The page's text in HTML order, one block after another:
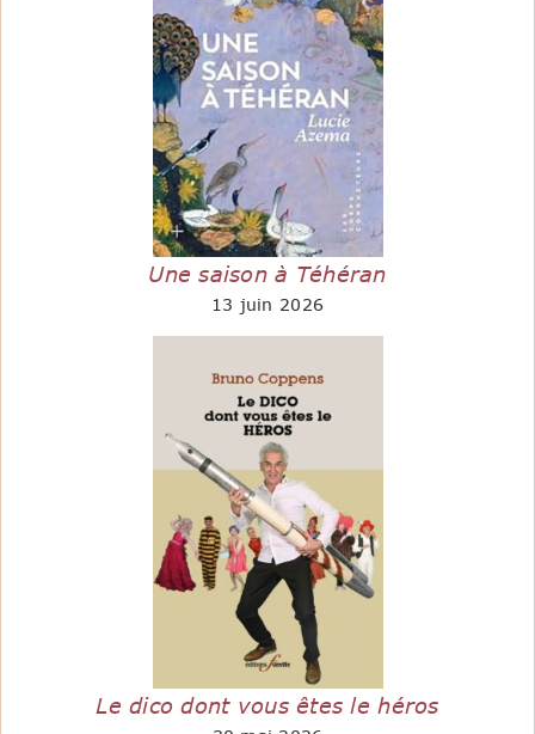
Une saison à Téhéran
13 juin 2026
Le dico dont vous êtes le héros